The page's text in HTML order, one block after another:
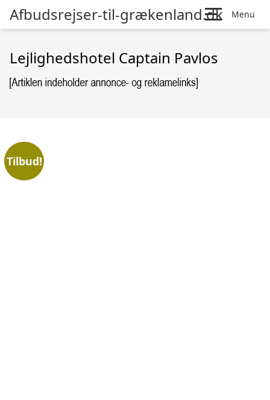
Afbudsrejser-til-grækenland.dk Menu
Lejlighedshotel Captain Pavlos
Tilbud!